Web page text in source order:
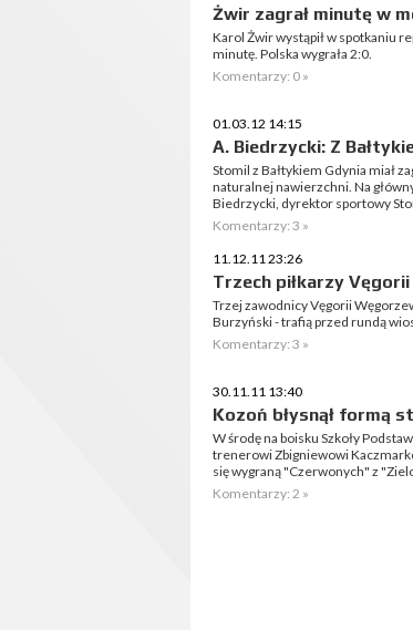
Żwir zagrał minutę w
Karol Żwir wystąpił w spotkaniu
minutę. Polska wygrała 2:0.
Komentarzy: 0 »
01.03.12 14:15
A. Biedrzycki: Z
Stomil z Bałtykiem Gdynia miał
naturalnej nawierzchni. Na
Biedrzycki, dyrektor sportowy
Komentarzy: 3 »
11.12.11 23:26
Trzech piłkarzy
Trzej zawodnicy Vęgorii
Burzyński - trafią przed rundą
Komentarzy: 3 »
30.11.11 13:40
Kozoń błysnął formą
W środę na boisku Szkoły
trenerowi Zbigniewowi
się wygraną "Czerwonych" z
Komentarzy: 2 »